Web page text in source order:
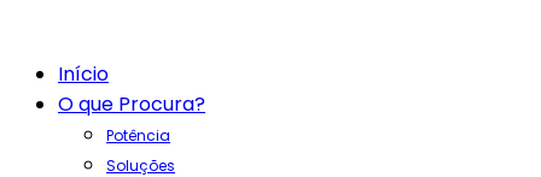
Início
O que Procura?
Potência
Soluções